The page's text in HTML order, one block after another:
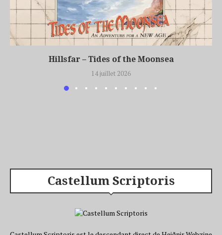
Hillsfar – Tides of the Moonsea
14 juillet 2026
Castellum Scriptoris